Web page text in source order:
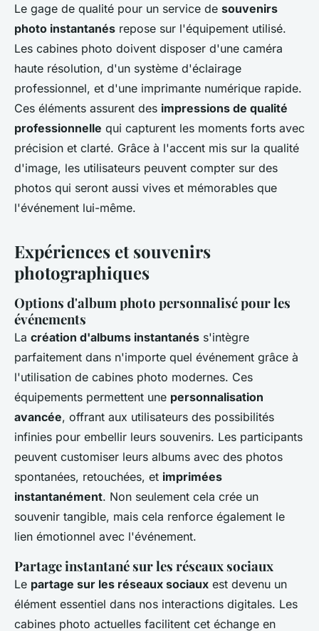
Le gage de qualité pour un service de souvenirs
photo instantanés repose sur l'équipement utilisé.
Les cabines photo doivent disposer d'une caméra
haute résolution, d'un système d'éclairage
professionnel, et d'une imprimante numérique rapide.
Ces éléments assurent des impressions de qualité
professionnelle qui capturent les moments forts avec
précision et clarté. Grâce à l'accent mis sur la qualité
d'image, les utilisateurs peuvent compter sur des
photos qui seront aussi vives et mémorables que
l'événement lui-même.
Expériences et souvenirs
photographiques
Options d'album photo personnalisé pour les
événements
La création d'albums instantanés s'intègre
parfaitement dans n'importe quel événement grâce à
l'utilisation de cabines photo modernes. Ces
équipements permettent une personnalisation
avancée, offrant aux utilisateurs des possibilités
infinies pour embellir leurs souvenirs. Les participants
peuvent customiser leurs albums avec des photos
spontanées, retouchées, et imprimées
instantanément. Non seulement cela crée un
souvenir tangible, mais cela renforce également le
lien émotionnel avec l'événement.
Partage instantané sur les réseaux sociaux
Le partage sur les réseaux sociaux est devenu un
élément essentiel dans nos interactions digitales. Les
cabines photo actuelles facilitent cet échange en